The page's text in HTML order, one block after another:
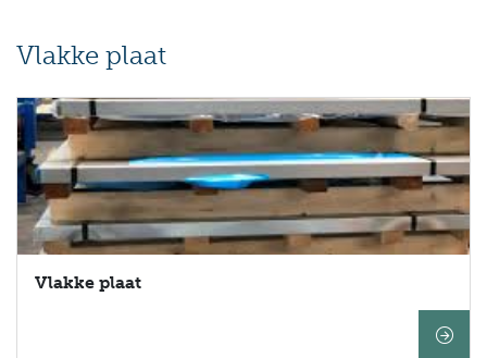
Vlakke plaat
Vlakke plaat